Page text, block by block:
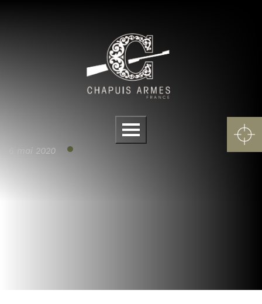
Menu
6 mai 2020